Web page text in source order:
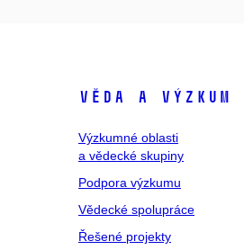
Věda a výzkum
Výzkumné oblasti
a vědecké skupiny
Podpora výzkumu
Vědecké spolupráce
Řešené projekty